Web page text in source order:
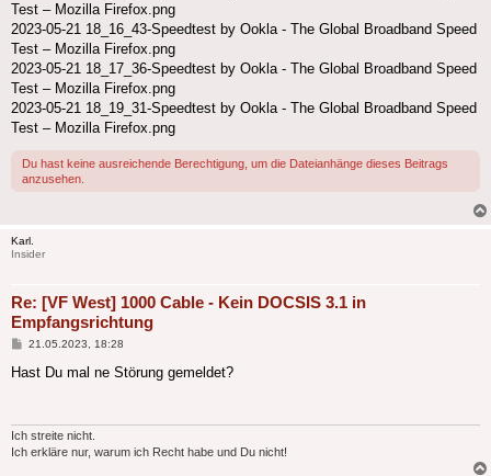
Test – Mozilla Firefox.png
2023-05-21 18_16_43-Speedtest by Ookla - The Global Broadband Speed
Test – Mozilla Firefox.png
2023-05-21 18_17_36-Speedtest by Ookla - The Global Broadband Speed
Test – Mozilla Firefox.png
2023-05-21 18_19_31-Speedtest by Ookla - The Global Broadband Speed
Test – Mozilla Firefox.png
Du hast keine ausreichende Berechtigung, um die Dateianhänge dieses Beitrags
anzusehen.
Karl.
Insider
Re: [VF West] 1000 Cable - Kein DOCSIS 3.1 in
Empfangsrichtung
Beitrag
21.05.2023, 18:28
Hast Du mal ne Störung gemeldet?
Ich streite nicht.
Ich erkläre nur, warum ich Recht habe und Du nicht!